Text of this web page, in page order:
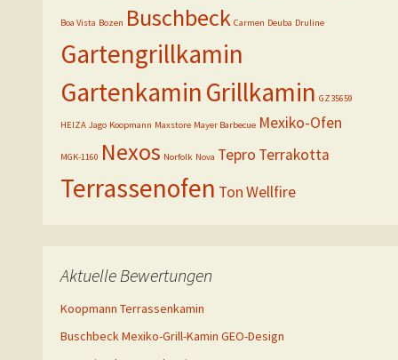
Boa Vista Bozen Buschbeck Carmen Deuba Druline
Gartengrillkamin
GartenkaminGrillkamin GZ35659
HEIZA Jago Koopmann Maxstore Mayer Barbecue Mexiko-Ofen
MGK-1160 Nexos Norfolk Nova Tepro Terrakotta
Terrassenofen TonWellfire
Aktuelle Bewertungen
Koopmann Terrassenkamin
Buschbeck Mexiko-Grill-Kamin GEO-Design